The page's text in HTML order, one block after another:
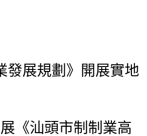
展規劃》開展實地
《汕頭市制制業高